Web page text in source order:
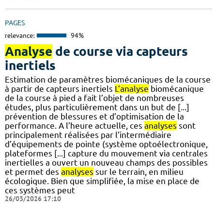
PAGES
relevance: 94%
Analyse de course via capteurs
inertiels
Estimation de paramètres biomécaniques de la course
à partir de capteurs inertiels L’analyse biomécanique
de la course à pied a fait l’objet de nombreuses
études, plus particulièrement dans un but de [...]
prévention de blessures et d’optimisation de la
performance. A l’heure actuelle, ces analyses sont
principalement réalisées par l’intermédiaire
d’équipements de pointe (système optoélectronique,
plateformes [...] capture du mouvement via centrales
inertielles a ouvert un nouveau champs des possibles
et permet des analyses sur le terrain, en milieu
écologique. Bien que simplifiée, la mise en place de
ces systèmes peut
26/03/2026 17:10